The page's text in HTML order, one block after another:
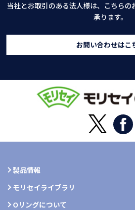
当社とお取引のある法人様は、こちらの
承ります。
お問い合わせはこ
製品情報
モリセイライブラリ
Oリングについて